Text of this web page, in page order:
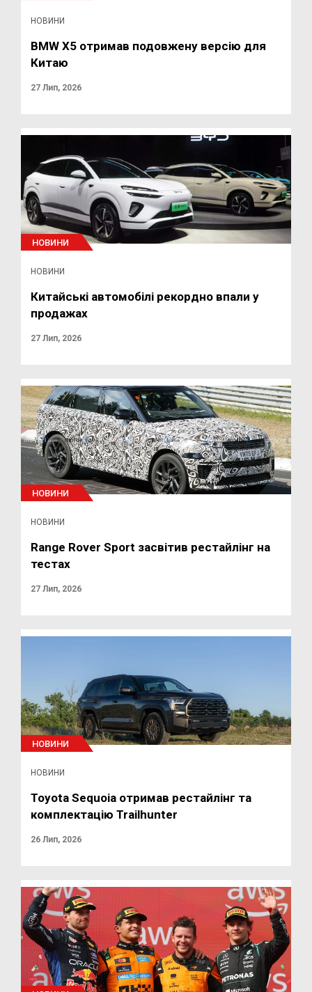
НОВИНИ
BMW X5 отримав подовжену версію для
Китаю
27 Лип, 2026
НОВИНИ
НОВИНИ
Китайські автомобілі рекордно впали у
продажах
27 Лип, 2026
НОВИНИ
НОВИНИ
Range Rover Sport засвітив рестайлінг на
тестах
27 Лип, 2026
НОВИНИ
НОВИНИ
Toyota Sequoia отримав рестайлінг та
комплектацію Trailhunter
26 Лип, 2026